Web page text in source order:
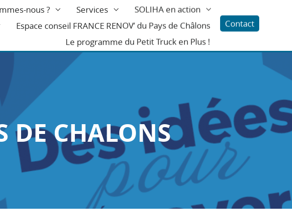
nous ? Services
SOLIHA en action
Espace conseil FRANCE RENOV’ du Pays de Châlons
Le programme du Petit Truck en Plus !
Contact
DE CHALONS